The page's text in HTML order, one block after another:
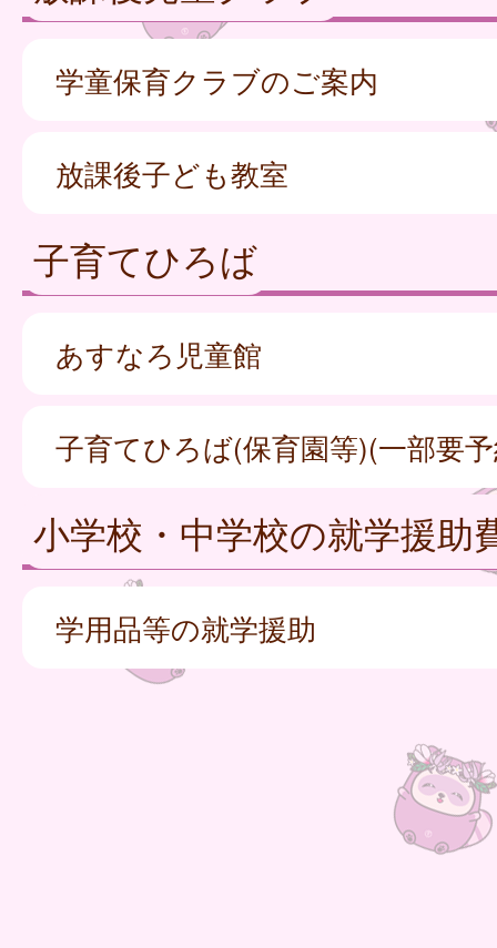
学童保育クラブのご案内
放課後子ども教室
子育てひろば
あすなろ児童館
子育てひろば(保育園等)(一部要
小学校・中学校の就学援助
学用品等の就学援助